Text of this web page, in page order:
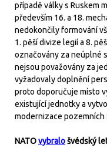
případě války s Ruskem
především 16. a 18.
nedokončily formování
1. pěší divize legií a 8.
označovány za neúplné
nejsou považovány za
vyžadovaly doplnění
proto doporučuje místo
existující jednotky a
modernizace pozemních
NATOvybralošvédský